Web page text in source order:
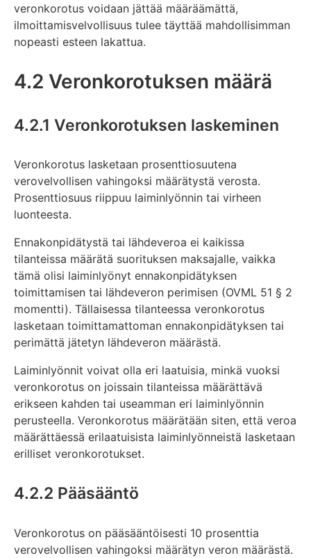
veronkorotus voidaan jättää määräämättä,
ilmoittamisvelvollisuus tulee täyttää mahdollisimman
nopeasti esteen lakattua.
4.2 Veronkorotuksen määrä
4.2.1 Veronkorotuksen laskeminen
Veronkorotus lasketaan prosenttiosuutena
verovelvollisen vahingoksi määrätystä verosta.
Prosenttiosuus riippuu laiminlyönnin tai virheen
luonteesta.
Ennakonpidätystä tai lähdeveroa ei kaikissa
tilanteissa määrätä suorituksen maksajalle, vaikka
tämä olisi laiminlyönyt ennakonpidätyksen
toimittamisen tai lähdeveron perimisen (OVML 51 § 2
momentti). Tällaisessa tilanteessa veronkorotus
lasketaan toimittamattoman ennakonpidätyksen tai
perimättä jätetyn lähdeveron määrästä.
Laiminlyönnit voivat olla eri laatuisia, minkä vuoksi
veronkorotus on joissain tilanteissa määrättävä
erikseen kahden tai useamman eri laiminlyönnin
perusteella. Veronkorotus määrätään siten, että veroa
määrättäessä erilaatuisista laiminlyönneistä lasketaan
erilliset veronkorotukset.
4.2.2 Pääsääntö
Veronkorotus on pääsääntöisesti 10 prosenttia
verovelvollisen vahingoksi määrätyn veron määrästä.